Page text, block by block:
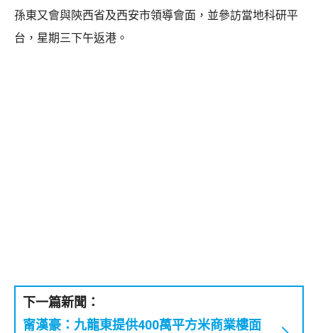
孫東又會與陝西省及西安市領導會面，並參訪當地科研平
台，星期三下午返港。
下一篇新聞：
甯漢豪：九龍東提供400萬平方米商業樓面